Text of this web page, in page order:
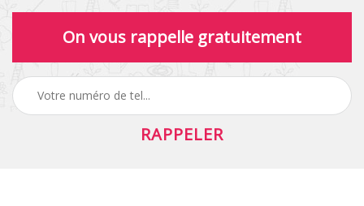
On vous rappelle gratuitement